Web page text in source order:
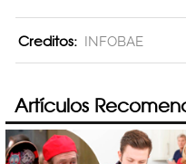
Creditos: INFOBAE
Artículos